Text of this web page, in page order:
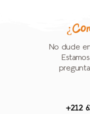
No dude
+212